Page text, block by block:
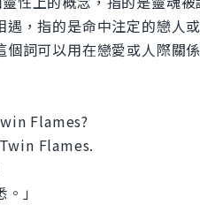
遇，指的是命中注定的戀人
詞可以用在戀愛或人際關
Flames?
Flames.
」